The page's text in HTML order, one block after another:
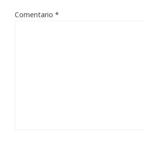
Comentario *